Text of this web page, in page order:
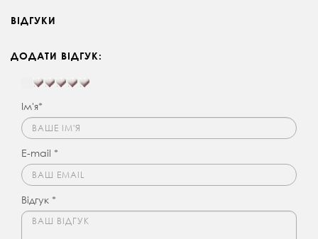
ВІДГУКИ
ДОДАТИ ВІДГУК:
Ім'я*
E-mail *
Відгук *